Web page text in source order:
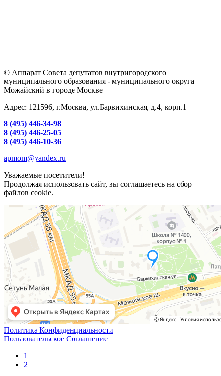
© Аппарат Совета депутатов внутригородского
муниципального образования - муниципального округа
Можайский в городе Москве
Адрес: 121596, г.Москва, ул.Барвихинская, д.4, корп.1
8 (495) 446-34-98
8 (495) 446-25-05
8 (495) 446-10-36
apmom@yandex.ru
Уважаемые посетители!
Продолжая использовать сайт, вы соглашаетесь на сбор
файлов cookie.
Политика Конфиденциальности
Пользовательское Соглашение
1
2